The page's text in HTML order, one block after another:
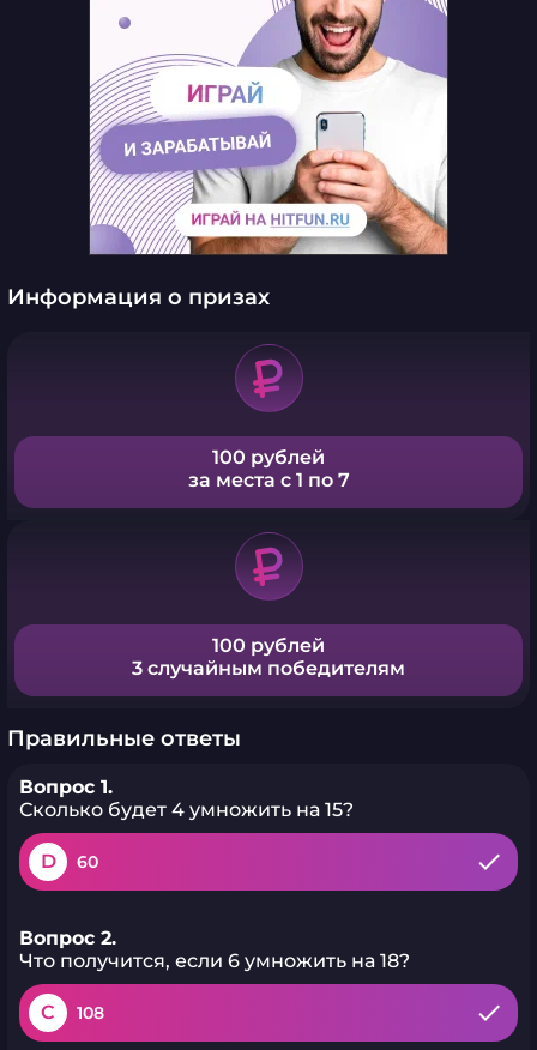
Информация о призах
100 рублей
за места с 1 по 7
100 рублей
3 случайным победителям
Правильные ответы
Вопрос 1.
Сколько будет 4 умножить на 15?
D 60
Вопрос 2.
Что получится, если 6 умножить на 18?
C 108